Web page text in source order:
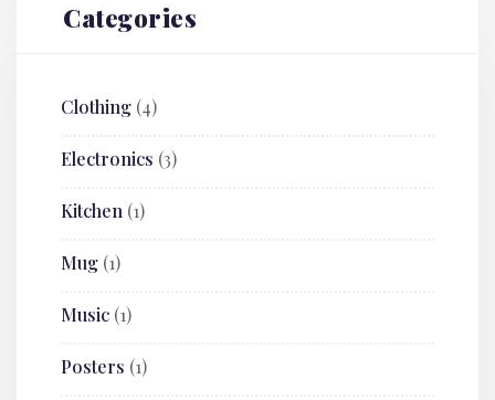
Categories
Clothing (4)
Electronics (3)
Kitchen (1)
Mug (1)
Music (1)
Posters (1)